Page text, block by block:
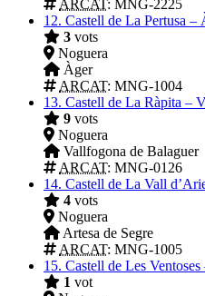
ARCAT: MNG-2225
12. Castell de La Pertusa –
3 vots
Noguera
Àger
ARCAT: MNG-1004
13. Castell de La Ràpita –
9 vots
Noguera
Vallfogona de Balaguer
ARCAT: MNG-0126
14. Castell de La Vall
4 vots
Noguera
Artesa de Segre
ARCAT: MNG-1005
15. Castell de Les Ventoses
1 vot